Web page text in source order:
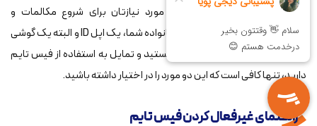
بهره‌برداری کنید. تنها دو عامل مورد نیازتان برای شروع مکالمات و
تماس‌های ویدئویی با دوستان و خانواده شما، یک اپل ID و البته یک گوشی
آیفون است. بنابراین، اگر در ایران هستید و تمایل به استفاده از فیس تایم
دارید، تنها کافی است که این دو مورد را در اختیار داشته باشید.
راهنمای غیرفعال کردن فیس تایم